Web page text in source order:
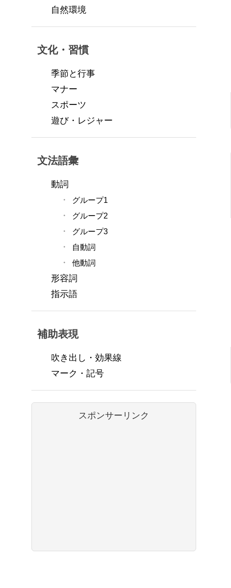
自然環境
文化・習慣
季節と行事
マナー
スポーツ
遊び・レジャー
文法語彙
動詞
グループ1
グループ2
グループ3
自動詞
他動詞
形容詞
指示語
補助表現
吹き出し・効果線
マーク・記号
スポンサーリンク